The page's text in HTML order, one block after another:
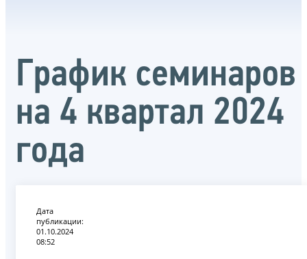
График семинаров
на 4 квартал 2024
года
Дата
публикации:
01.10.2024
08:52